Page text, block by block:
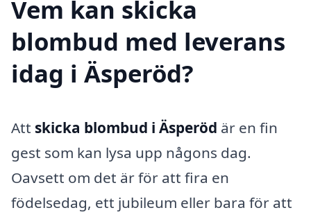
Vem kan skicka
blombud med leverans
idag i Äsperöd?
Att skicka blombud i Äsperöd är en fin
gest som kan lysa upp någons dag.
Oavsett om det är för att fira en
födelsedag, ett jubileum eller bara för att